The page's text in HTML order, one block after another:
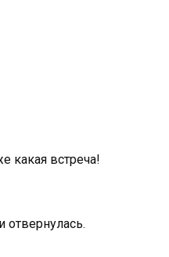
какая встреча!
отвернулась.